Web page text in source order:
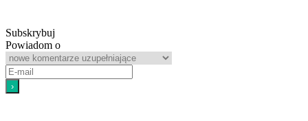
Subskrybuj
Powiadom o